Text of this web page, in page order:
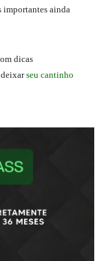
importantes ainda
dicas
deixarseu cantinho